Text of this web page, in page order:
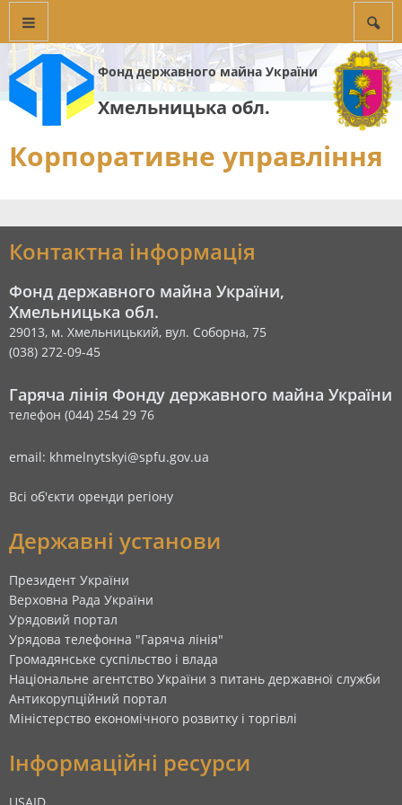
Фонд державного майна України
Хмельницька обл.
Корпоративне управління
Контактна інформація
Фонд державного майна України,
Хмельницька обл.
29013, м. Хмельницький, вул. Соборна, 75
(038) 272-09-45
Гаряча лінія Фонду державного майна України
телефон (044) 254 29 76
email: khmelnytskyi@spfu.gov.ua
Всі об'єкти оренди регіону
Державні установи
Президент України
Верховна Рада України
Урядовий портал
Урядова телефонна "Гаряча лінія"
Громадянське суспільство і влада
Національне агентство України з питань державної служби
Антикорупційний портал
Міністерство економічного розвитку і торгівлі
Інформаційні ресурси